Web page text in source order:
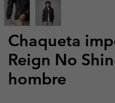
Chaqueta
Reign No
hombre